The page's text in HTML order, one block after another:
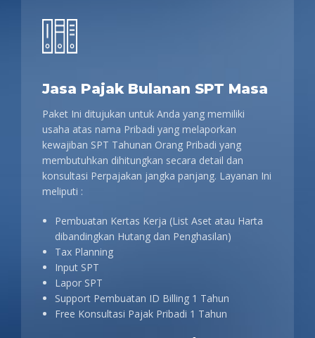
Jasa Pajak Bulanan SPT Masa
Paket Ini ditujukan untuk Anda yang memiliki
usaha atas nama Pribadi yang melaporkan
kewajiban SPT Tahunan Orang Pribadi yang
membutuhkan dihitungkan secara detail dan
konsultasi Perpajakan jangka panjang. Layanan Ini
meliputi :
Pembuatan Kertas Kerja (List Aset atau Harta
dibandingkan Hutang dan Penghasilan)
Tax Planning
Input SPT
Lapor SPT
Support Pembuatan ID Billing 1 Tahun
Free Konsultasi Pajak Pribadi 1 Tahun